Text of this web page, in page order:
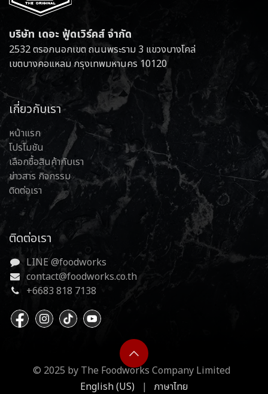
บริษัท เดอะ ฟู้ดเวิร์คส์ จำกัด
2532 ตรอกนอกเขต ถนนพระราม 3 แขวงบางโคล่
เขตบางคอแหลม กรุงเทพมหานคร 10120
เกี่ยวกับเรา
หน้าแรก
โปรโมชัน
เลือกซื้อสินค้ากับเรา
ข่าวสาร กิจกรรม
ติดต่อเรา
ติดต่อเรา
LINE @foodworks
contact@foodworks.co.th
+6683 818 7138
© 2025 by The Foodworks Company Limited
English (US)
| ภาษาไทย